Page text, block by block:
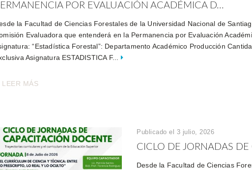
POR EVALUACIÓN ACADÉMICA D...
la Facultad de Ciencias Forestales de la Universidad Nacional de
Evaluadora que entenderá en la Permanencia por Evaluación
“Estadística Forestal”: Departamento Académico Producción
Asignatura ESTADISTICA F...
LEER MÁS
Publicado el 3 julio, 2026
CICLO DE JORNADAS
Desde la Facultad de Ciencias